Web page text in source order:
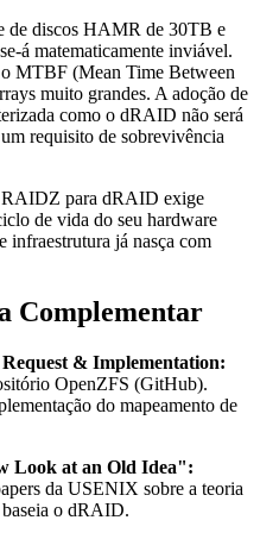
de discos HAMR de 30TB e
á matematicamente inviável.
MTBF (Mean Time Between
muito grandes. A adoção de
como o dRAID não será
requisito de sobrevivência
RAIDZ para dRAID exige
de vida do seu hardware
infraestrutura já nasça com
Complementar
& Implementation:
OpenZFS (GitHub).
do mapeamento de
Look at an Old Idea":
da USENIX sobre a teoria
baseia o dRAID.